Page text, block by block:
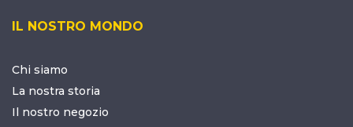
IL NOSTRO MONDO
Chi siamo
La nostra storia
Il nostro negozio